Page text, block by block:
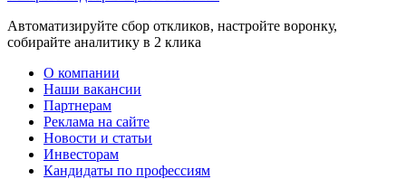
Автоматизируйте сбор откликов, настройте воронку,
собирайте аналитику в 2 клика
О компании
Наши вакансии
Партнерам
Реклама на сайте
Новости и статьи
Инвесторам
Кандидаты по профессиям